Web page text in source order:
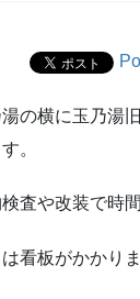
湯の横に玉乃湯
。
査や改装で時
看板がかかりま